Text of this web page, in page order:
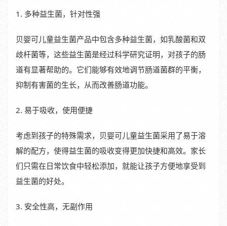
1. 多种益生菌，针对性强
贝婴可儿童益生菌产品中包含多种益生菌，如乳酸菌和双
歧杆菌等，这些益生菌是经过科学研究证明，对孩子的肠
道有显著帮助的。它们能够有效地调节肠道菌群的平衡，
抑制有害菌的生长，从而改善肠道功能。
2. 易于吸收，使用便捷
考虑到孩子的特殊需求，贝婴可儿童益生菌采用了易于溶
解的配方，使得益生菌的吸收变得更加快捷和高效。家长
们只需在日常饮食中轻松添加，就能让孩子方便地享受到
益生菌的好处。
3. 安全性高，无副作用